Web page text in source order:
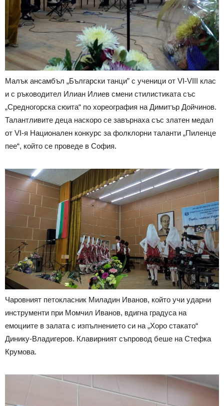
Малък ансамбъл „Български танци” с ученици от VI-VIII клас
и с ръководител Илиан Илиев смени стилистиката със
„Средногорска сюита“ по хореография на Димитър Дойчинов.
Талантливите деца наскоро се завърнаха със златен медал
от VI-я Национален конкурс за фолклорни таланти „Пиленце
пее“, който се проведе в София.
Чаровният петокласник Миладин Иванов, който учи ударни
инструменти при Момчил Иванов, вдигна градуса на
емоциите в залата с изпълнението си на „Хоро стакато“
Динику-Владигеров. Клавирният съпровод беше на Стефка
Крумова.